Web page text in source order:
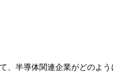
社があまり取り上げていな
を強調し、ブランドの認知度